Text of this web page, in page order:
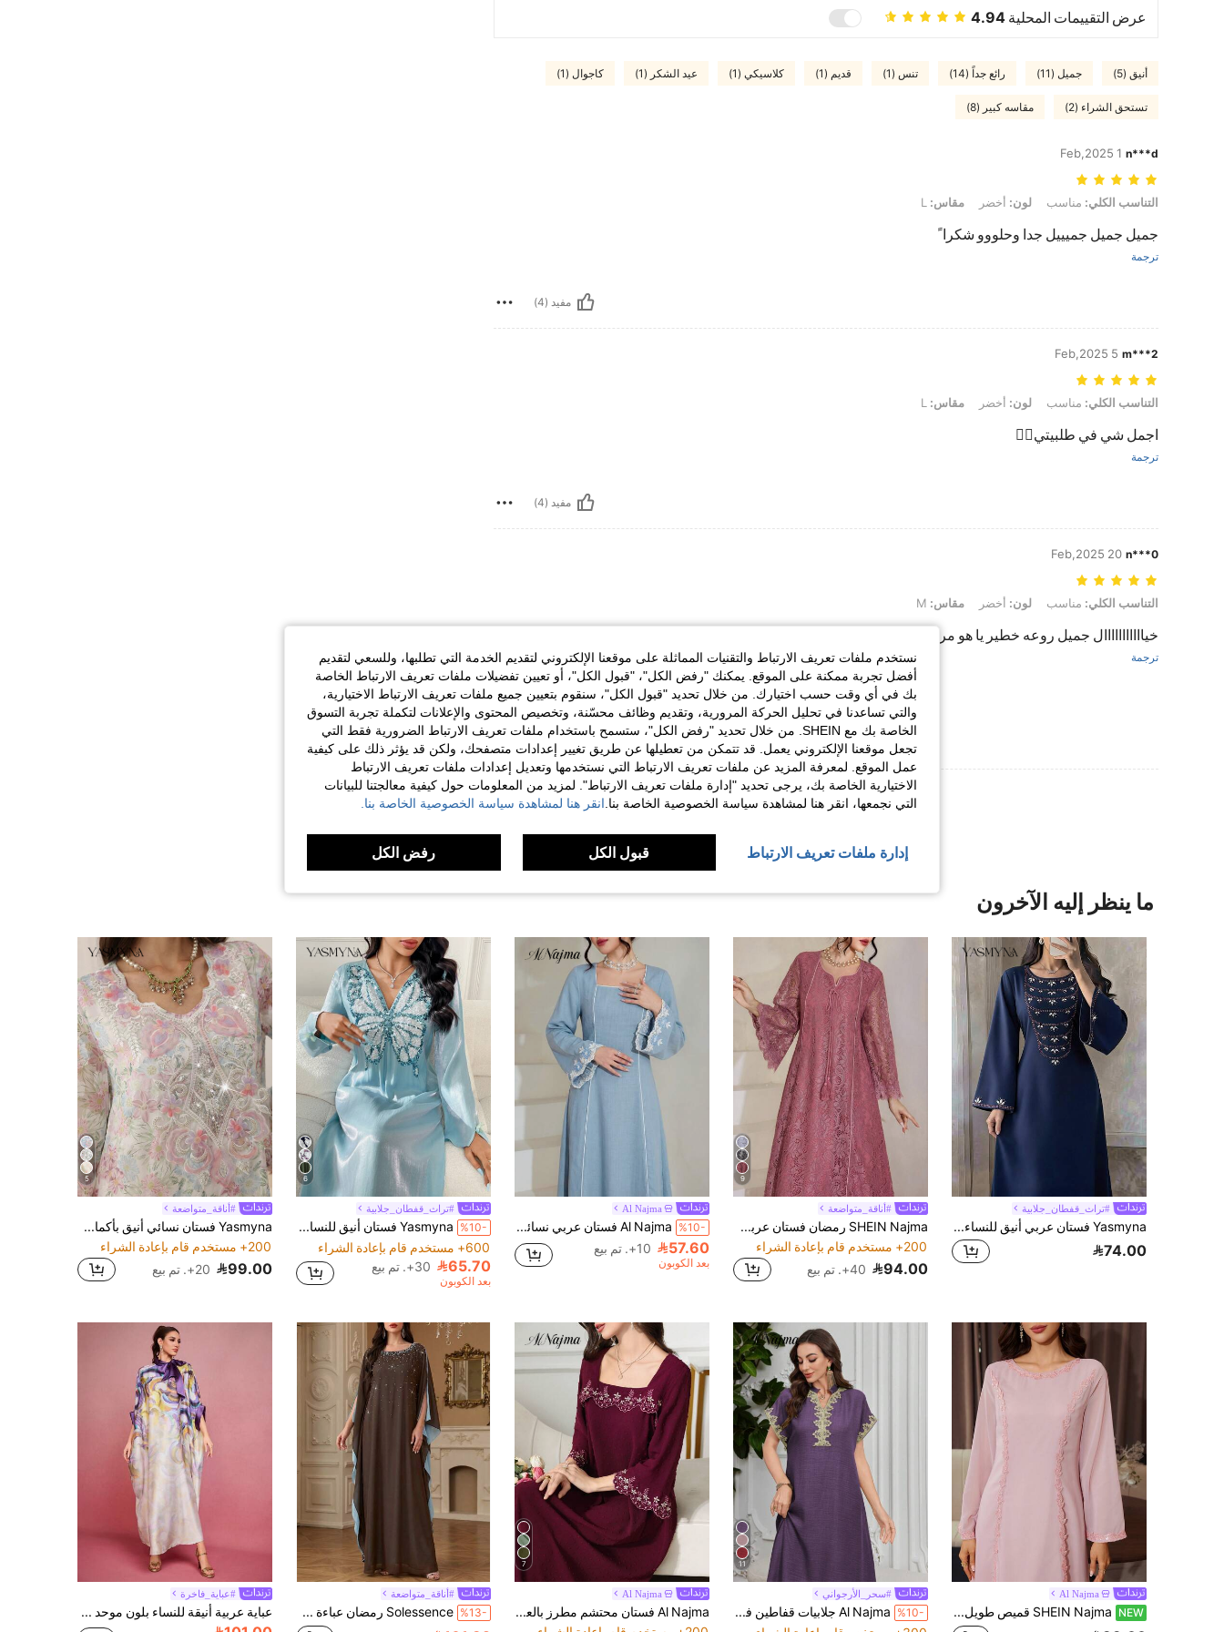
عرض التقييمات المحلية 4.94
أنيق (5) جميل (11) رائع جداً (14) تنس (1) قديم (1) كلاسيكي (1) عيد الشكر (1) كاجوال (1)
تستحق الشراء (2) مقاسه كبير (8)
n***d
1 Feb,2025
التناسب الكلي: مناسب, لون: أخضر, مقاس: L
التناسب الكلي: مناسب لون: أخضر مقاس:
جميل جميل جميييل جدا وحلووو شكرا ً
ترجمة
مفيد (4)
m***2
5 Feb,2025
التناسب الكلي: مناسب, لون: أخضر, مقاس: L
التناسب الكلي: مناسب لون: أخضر مقاس:
اجمل شي في طلبيتي👆🏻
ترجمة
مفيد (4)
n***0
20 Feb,2025
التناسب الكلي: مناسب, لون: أخضر, مقاس: M
التناسب الكلي: مناسب لون: أخضر مقاس:
خيااااااااااال جميل روعه خطير يا هو مريح نفس الصورة
ترجمة
مفيد (1)
عرض المزيد من المراجعات
ما ينظر إليه الآخرون
#تراث_قفطان_جلابية
Yasmyna فستان عربي أنيق للنساء مزين بأحجار الراين برقبة مستديرة وأكمام جرس
74.00
9
#أناقة_متواضعة
SHEIN Najma رمضان فستان عربي نسائي بياقة مربعة مزين بالدانتيل والشراريب وأكمام ثلاثة أرباع متسعة
200+ مستخدم قام بإعادة الشراء
94.00 40+. تم بيع
Al Najma
%10- Al Najma فستان عربي نسائي يومي بلون موحد أنيق مع تطريز على الأكمام وشريط منسوج
57.60 10+. تم بيع
بعد الكوبون
6
#تراث_قفطان_جلابية
%10-
Yasmyna فستان أنيق للنساء بأكمام طويلة على شكل فراشة مطرز بترتر بياقة واسعة على الطريقة العربية
600+ مستخدم قام بإعادة الشراء
65.70 30+. تم بيع
بعد الكوبون
5
#أناقة_متواضعة
Yasmyna فستان نسائي أنيق بأكمام طويلة وتنورة واسعة مزخرف بطبعات زهرية وياقة مزينة بخرز
200+ مستخدم قام بإعادة الشراء
99.00 20+. تم بيع
Al Najma
NEW SHEIN Najma قميص طويل نسائي أنيق من الشيفون الوردي مع حافة مزينة بالخرز للاستخدام اليومي & قميص طويل تقليدي عربي
11
#سحر_الأرجواني
%10-
Al Najma جلابيات قفاطين فستان أنيق على الطراز العربي مطرز بالزهور على الياقة بفتحة على شكل V
7
Al Najma
Al Najma فستان محتشم مطرز بالعربية للنساء
#أناقة_متواضعة
%13- Solessence رمضان عباءة عربية طويلة ناعمة ومريحة، بتصميم ياقة دائرية وتفاصيل من اللؤلؤ بألوان متباينة، مناسبة للمناسبات والمناسبات اليومية
#عباية_فاخرة
عباية عربية أنيقة للنساء بلون موحد مع ربطة عنق وأساور بلون متباين، مناسبة للربيع والخريف
نستخدم ملفات تعريف الارتباط والتقنيات المماثلة على موقعنا الإلكتروني لتقديم الخدمة التي تطلبها، وللسعي لتقديم
أفضل تجربة ممكنة على الموقع. يمكنك "رفض الكل"، "قبول الكل"، أو تعيين تفضيلات ملفات تعريف الارتباط الخاصة
بك في أي وقت حسب اختيارك. من خلال تحديد "قبول الكل"، سنقوم بتعيين جميع ملفات تعريف الارتباط الاختيارية،
والتي تساعدنا في تحليل الحركة المرورية، وتقديم وظائف محسّنة، وتخصيص المحتوى والإعلانات لتكملة تجربة التسوق
الخاصة بك مع SHEIN. من خلال تحديد "رفض الكل"، ستسمح باستخدام ملفات تعريف الارتباط الضرورية فقط التي
تجعل موقعنا الإلكتروني يعمل. قد تتمكن من تعطيلها عن طريق تغيير إعدادات متصفحك، ولكن قد يؤثر ذلك على كيفية
عمل الموقع. لمعرفة المزيد عن ملفات تعريف الارتباط التي نستخدمها وتعديل إعدادات ملفات تعريف الارتباط
الاختيارية الخاصة بك، يرجى تحديد "إدارة ملفات تعريف الارتباط". لمزيد من المعلومات حول كيفية معالجتنا للبيانات
التي نجمعها، انقر هنا لمشاهدة سياسة الخصوصية الخاصة بنا. انقر هنا لمشاهدة سياسة الخصوصية الخاصة بنا.
إدارة ملفات تعريف الارتباط قبول الكل رفض الكل